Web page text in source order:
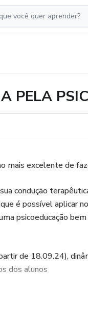
PELA
mais excelente de
condução
é possível aplicar
psicoeducação
de 18.09.24),
dos alunos
pelo Canva